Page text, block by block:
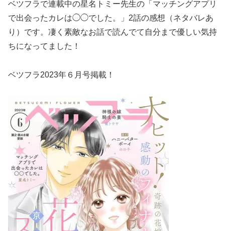
ベツフラで連載中の星名トミー先生の「マッチングアプリ
で出会ったカレは◯◯でした。」2話の感想（ネタバレあ
り）です。凄く素敵なお話で読んでて自分まで優しい気持
ちになってました！
ベツフラ2023年６月号掲載！